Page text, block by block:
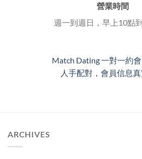
營業時間
週一到週日，早上10點
Match Dating 一對一約
人手配對，會員信息
ARCHIVES